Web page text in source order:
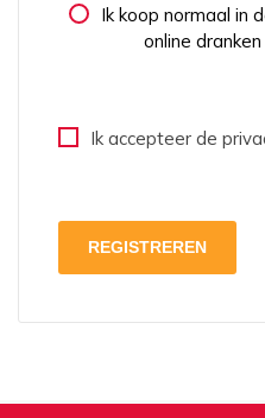
Ik koop normaal in
online
Ik accepteer de